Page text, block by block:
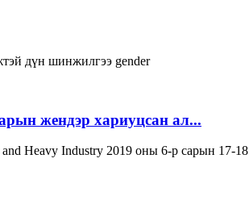
дүн шинжилгээ gender
жендэр хариуцсан ал...
Heavy Industry 2019 оны 6-р сарын 17-18